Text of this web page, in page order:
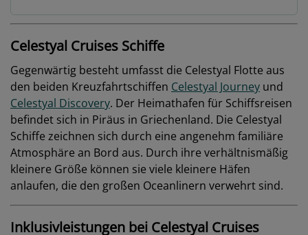
Celestyal Cruises Schiffe
Gegenwärtig besteht umfasst die Celestyal Flotte aus
den beiden Kreuzfahrtschiffen Celestyal Journey und
Celestyal Discovery. Der Heimathafen für Schiffsreisen
befindet sich in Piräus in Griechenland. Die Celestyal
Schiffe zeichnen sich durch eine angenehm familiäre
Atmosphäre an Bord aus. Durch ihre verhältnismäßig
kleinere Größe können sie viele kleinere Häfen
anlaufen, die den großen Oceanlinern verwehrt sind.
Inklusivleistungen bei Celestyal Cruises